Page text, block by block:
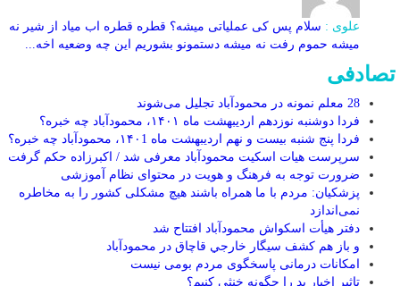
علوی : سلام پس کی عملیاتی میشه؟ قطره قطره اب میاد از شیر نه
میشه حموم رفت نه میشه دستمونو بشوریم این چه وضعیه اخه...
تصادفی
28 معلم نمونه در محمودآباد تجلیل می‌شوند
فردا دوشنبه نوزدهم اردیبهشت ماه ۱۴۰۱، محمودآباد چه خبره؟
فردا پنج شنبه بیست و نهم اردیبهشت ماه ۱۴۰1، محمودآباد چه خبره؟
سرپرست هیات اسکیت محمودآباد معرفی شد / اکبرزاده حکم گرفت
ضرورت توجه به فرهنگ و هویت در محتوای نظام آموزشی
پزشکیان: مردم با ما همراه باشند هیچ مشکلی کشور را به مخاطره
نمی‌اندازد
دفتر هیأت اسکواش محمودآباد افتتاح شد
و باز هم کشف سيگار خارجي قاچاق در محمودآباد
امکانات درمانی پاسخگوی مردم بومی نیست
تاثیر اخبار بد را چگونه خنثی کنیم؟